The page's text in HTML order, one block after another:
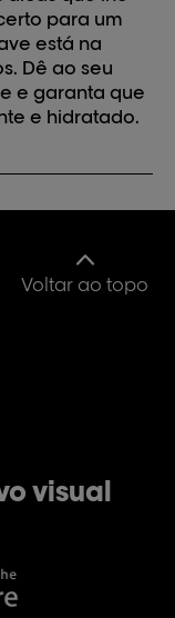
para um
está na
Dê ao seu
e garanta que
e hidratado.
Voltar ao topo
visual